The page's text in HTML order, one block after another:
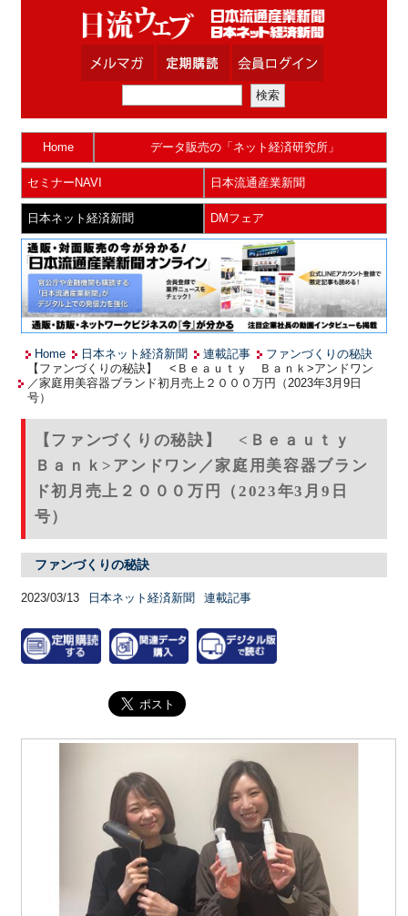
Home データ販売の「ネット経済研究所」
セミナーNAVI 日本流通産業新聞
日本ネット経済新聞 DMフェア
Home 日本ネット経済新聞 連載記事
ファンづくりの秘訣
【ファンづくりの秘訣】 <Ｂｅａｕｔｙ Ｂａｎｋ>アンドワン
／家庭用美容器ブランド初月売上２０００万円（2023年3月9日
号）
【ファンづくりの秘訣】 <Ｂｅａｕｔｙ
Ｂａｎｋ>アンドワン／家庭用美容器ブラン
ド初月売上２０００万円（2023年3月9日
号）
ファンづくりの秘訣
2023/03/13 日本ネット経済新聞 連載記事